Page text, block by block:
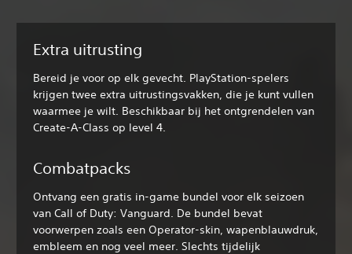
Extra uitrusting
Bereid je voor op elk gevecht. PlayStation-spelers
krijgen twee extra uitrustingsvakken, die je kunt vullen
waarmee je wilt. Beschikbaar bij het ontgrendelen van
Create-A-Class op level 4.
Combatpacks
Ontvang een gratis in-game bundel voor elk seizoen
van Call of Duty: Vanguard. De bundel bevat
voorwerpen zoals een Operator-skin, wapenblauwdruk,
embleem en nog veel meer. Slechts tijdelijk